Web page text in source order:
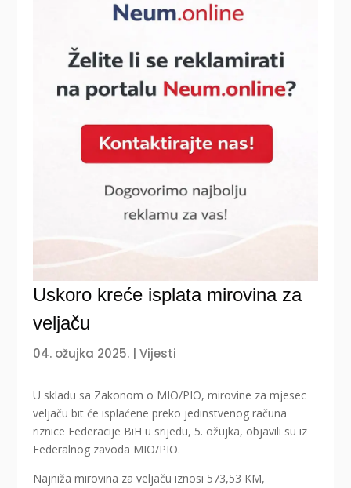
Uskoro kreće isplata mirovina za
veljaču
04. ožujka 2025. |Vijesti
U skladu sa Zakonom o MIO/PIO, mirovine za mjesec
veljaču bit će isplaćene preko jedinstvenog računa
riznice Federacije BiH u srijedu, 5. ožujka, objavili su iz
Federalnog zavoda MIO/PIO.
Najniža mirovina za veljaču iznosi 573,53 KM,